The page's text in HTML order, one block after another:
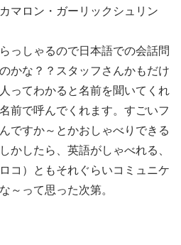
マロン・ガーリックシュリン
っしゃるので日本語での会話問
かな？？スタッフさんかもだけ
ってわかると名前を聞いてくれ
前で呼んでくれます。すごいフ
ですか～とかおしゃべりできる
かしたら、英語がしゃべれる、
コ）ともそれぐらいコミュニケ
～って思った次第。